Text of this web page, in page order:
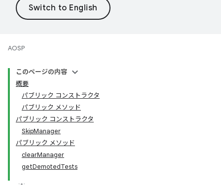
AOSP
このページの内容
概要
パブリック コンストラクタ
パブリック メソッド
パブリック コンストラクタ
SkipManager
パブリック メソッド
clearManager
getDemotedTests